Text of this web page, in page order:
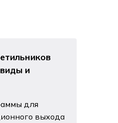
и
для
выхода